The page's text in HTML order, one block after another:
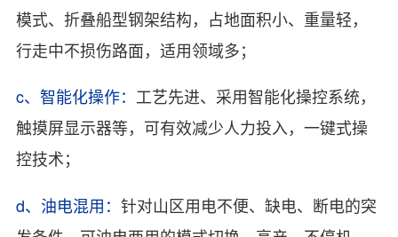
模式、折叠船型钢架结构，占地面积小、重量轻，
行走中不损伤路面，适用领域多；
c、智能化操作： 工艺先进、采用智能化操控系统，
触摸屏显示器等，可有效减少人力投入，一键式操
控技术；
d、油电混用： 针对山区用电不便、缺电、断电的突